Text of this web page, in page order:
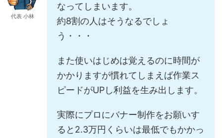
代表 小林
なってしまいます。
約8割の人はそうなるでしょ
う・・・
また使いはじめは覚えるのに時間が
かかりますが慣れてしまえば作業ス
ピードがUPし利益を生み出します。
実際にプロにバナー制作をお願いす
ると2.3万円くらいは最低でもかかっ